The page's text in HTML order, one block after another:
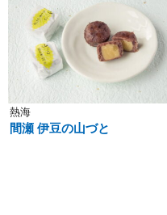
熱海
間瀬 伊豆の山づと